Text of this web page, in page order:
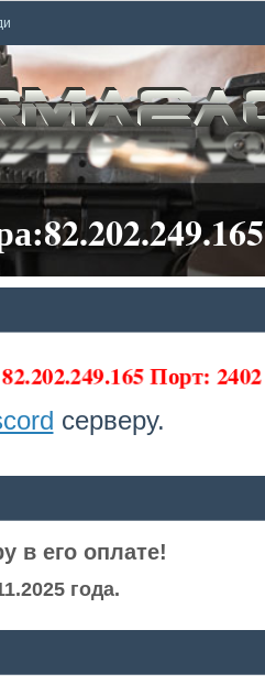
82.202.249.165 Порт: 2402
серверу.
в его оплате!
года.